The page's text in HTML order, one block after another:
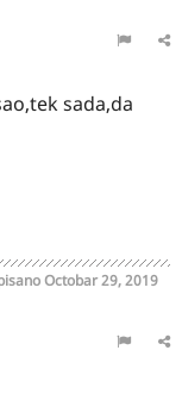
sada,da
Octobar 29, 2019